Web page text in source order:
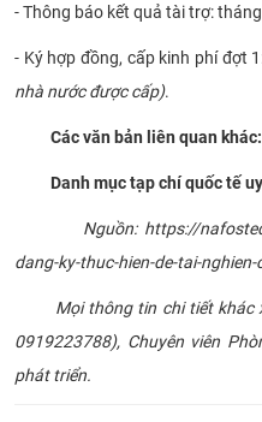
- Thông báo kết quả tài trợ:
- Ký hợp đồng, cấp kinh phí đợt
nhà nước được cấp).
Các văn bản liên quan khác:
Danh mục tạp chí quốc tế
Nguồn: https://
dang-ky-thuc-hien-de-tai-
Mọi thông tin chi tiết khác
0919223788), Chuyên viên
phát triển.